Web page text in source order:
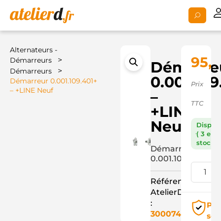
Alternateurs -
Démarreurs
>
Démarreurs >
Démarreur 0.001.109.401+
– +LINE Neuf
–
+LINE
Neuf
Démarreur
0.001.109.401+
Référence
AtelierD
:
3000745
Prix
TTC
( 3 en
stock )